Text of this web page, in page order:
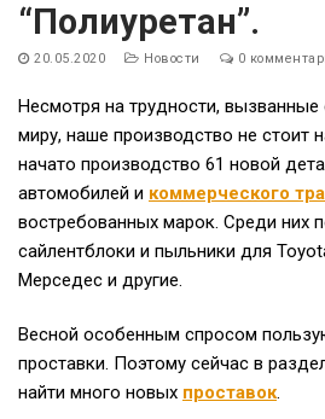
“Полиуретан”.
20.05.2020 Новости 0
Несмотря на трудности,
миру, наше производство не стоит
начато производство 61 новой
автомобилей и коммерческого
востребованных марок. Среди них
сайлентблоки и пыльники для
Мерседес и другие.
Весной особенным спросом
проставки. Поэтому сейчас в
найти много новых проставок.